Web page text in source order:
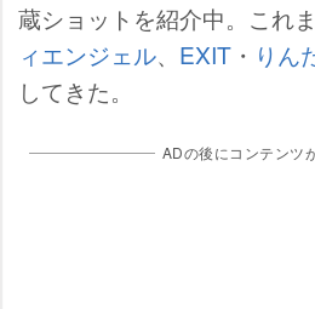
蔵ショットを紹介中。これま
ィエンジェル、 EXIT ・ りん
してきた。
ADの後にコンテンツ